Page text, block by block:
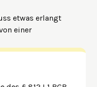
etwas erlangt
einer